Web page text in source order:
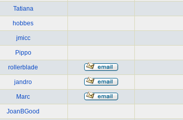
Tatiana
hobbes
jmicc
Pippo
rollerblade
jandro
Marc
JoanBGood